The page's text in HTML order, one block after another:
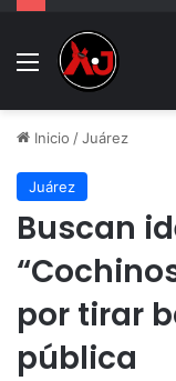
Menu
Inicio /Juárez
Juárez
Buscan
por tirar
pública